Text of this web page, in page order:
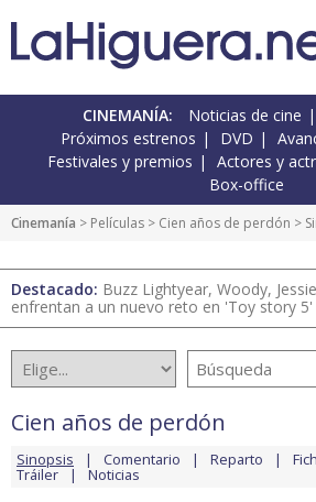
CINEMANÍA: Noticias de cine
Próximos estrenos
DVD
Festivales y premios
Actores y
Box-office
Cinemanía > Películas > Cien años de perdón >
Destacado: Buzz Lightyear, Woody,
enfrentan a un nuevo reto en 'Toy story 5'
Cien años de perdón
Sinopsis Comentario Reparto
Tráiler Noticias